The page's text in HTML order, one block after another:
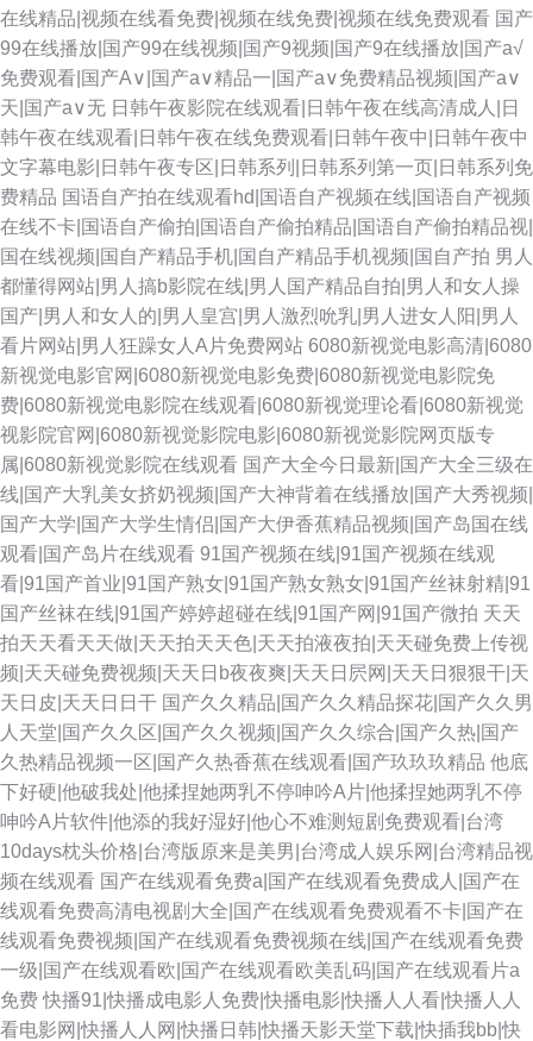
在线精品|视频在线看免费|视频在线免费|视频在线免费观看 国产
99在线播放|国产99在线视频|国产9视频|国产9在线播放|国产a√
免费观看|国产A∨|国产a∨精品一|国产a∨免费精品视频|国产a∨
天|国产a∨无 日韩午夜影院在线观看|日韩午夜在线高清成人|日
韩午夜在线观看|日韩午夜在线免费观看|日韩午夜中|日韩午夜中
文字幕电影|日韩午夜专区|日韩系列|日韩系列第一页|日韩系列免
费精品 国语自产拍在线观看hd|国语自产视频在线|国语自产视频
在线不卡|国语自产偷拍|国语自产偷拍精品|国语自产偷拍精品视|
国在线视频|国自产精品手机|国自产精品手机视频|国自产拍 男人
都懂得网站|男人搞b影院在线|男人国产精品自拍|男人和女人操
国产|男人和女人的|男人皇宫|男人激烈吮乳|男人进女人阳|男人
看片网站|男人狂躁女人A片免费网站 6080新视觉电影高清|6080
新视觉电影官网|6080新视觉电影免费|6080新视觉电影院免
费|6080新视觉电影院在线观看|6080新视觉理论看|6080新视觉
视影院官网|6080新视觉影院电影|6080新视觉影院网页版专
属|6080新视觉影院在线观看 国产大全今日最新|国产大全三级在
线|国产大乳美女挤奶视频|国产大神背着在线播放|国产大秀视频|
国产大学|国产大学生情侣|国产大伊香蕉精品视频|国产岛国在线
观看|国产岛片在线观看 91国产视频在线|91国产视频在线观
看|91国产首业|91国产熟女|91国产熟女熟女|91国产丝袜射精|91
国产丝袜在线|91国产婷婷超碰在线|91国产网|91国产微拍 天天
拍天天看天天做|天天拍天天色|天天拍液夜拍|天天碰免费上传视
频|天天碰免费视频|天天日b夜夜爽|天天日屄网|天天日狠狠干|天
天日皮|天天日日干 国产久久精品|国产久久精品探花|国产久久男
人天堂|国产久久区|国产久久视频|国产久久综合|国产久热|国产
久热精品视频一区|国产久热香蕉在线观看|国产玖玖玖精品 他底
下好硬|他破我处|他揉捏她两乳不停呻吟A片|他揉捏她两乳不停
呻吟A片软件|他添的我好湿好|他心不难测短剧免费观看|台湾
10days枕头价格|台湾版原来是美男|台湾成人娱乐网|台湾精品视
频在线观看 国产在线观看免费a|国产在线观看免费成人|国产在
线观看免费高清电视剧大全|国产在线观看免费观看不卡|国产在
线观看免费视频|国产在线观看免费视频在线|国产在线观看免费
一级|国产在线观看欧|国产在线观看欧美乱码|国产在线观看片a
免费 快播91|快播成电影人免费|快播电影|快播人人看|快播人人
看电影网|快播人人网|快播日韩|快播天影天堂下载|快插我bb|快